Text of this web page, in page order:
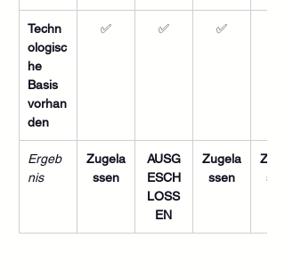
Techn
ologisc
he
Basis
vorhan
den
✅ ✅ ✅
Ergeb
nis
Zugela
ssen
AUSG
ESCH
LOSS
EN
Zugela
ssen
ssen